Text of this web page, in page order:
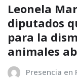
Leonela
diputados
para la
animales
Presencia en